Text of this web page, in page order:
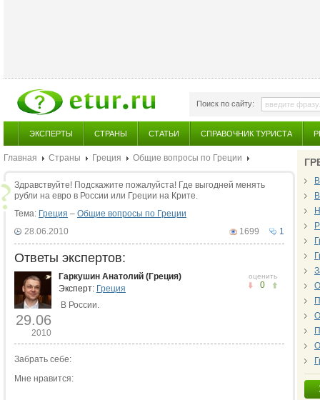
Поиск по сайту:
ЭКСПЕРТЫ СТРАНЫ СТАТЬИ СПРАВОЧНИК ТУРИСТА
Главная Страны Греция Общие вопросы по Греции
Здравствуйте! Подскажите пожалуйста! Где выгодней менять
рубли на евро в России или Греции на Крите.
Тема: Греция – Общие вопросы по Греции
1
1699
28.06.2010
Ответы экспертов:
29.06
2010
оценить
0
Гаркушин Анатолий (Греция)
Эксперт: Греция
В России.
Забрать себе:
Мне нравится: